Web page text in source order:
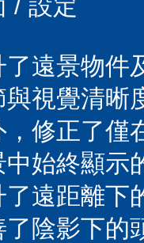
/ 設定
了遠景物件
與視覺清晰
，修正了僅
中始終顯示
了遠距離下
了陰影下的